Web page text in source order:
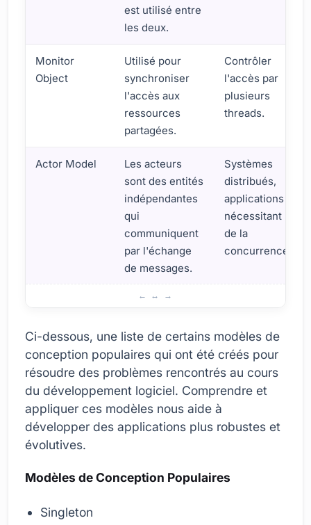
est utilisé entre
les deux.
Monitor
Object
Utilisé pour
synchroniser
l'accès aux
ressources
partagées.
Contrôler
l'accès par
plusieurs
threads.
Actor Model
Les acteurs
sont des entités
indépendantes
qui
communiquent
par l'échange
de messages.
Systèmes
distribués,
applications
nécessitant
de la
concurrence.
Ci-dessous, une liste de certains modèles de
conception populaires qui ont été créés pour
résoudre des problèmes rencontrés au cours
du développement logiciel. Comprendre et
appliquer ces modèles nous aide à
développer des applications plus robustes et
évolutives.
Modèles de Conception Populaires
Singleton